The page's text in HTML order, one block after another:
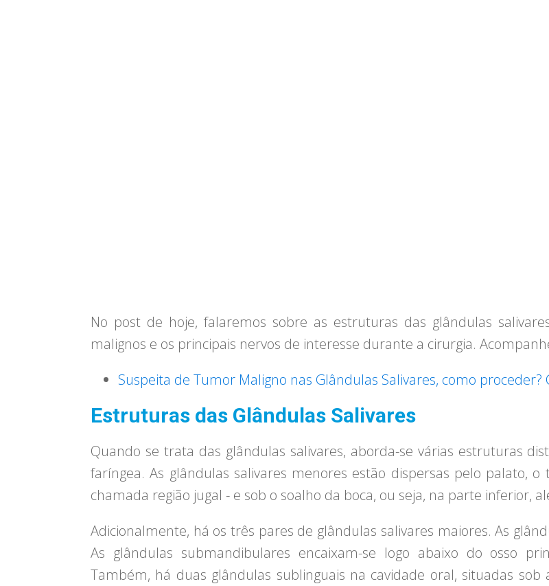
No post de hoje, falaremos sobre as estruturas das glândulas
malignos e os principais nervos de interesse durante a cirurgia.
Suspeita de Tumor Maligno nas Glândulas Salivares, como proceder?
Estruturas das Glândulas Salivares
Quando se trata das glândulas salivares, aborda-se várias estruturas
faríngea. As glândulas salivares menores estão dispersas pelo palato,
chamada região jugal - e sob o soalho da boca, ou seja, na parte inferior,
Adicionalmente, há os três pares de glândulas salivares maiores. As
As glândulas submandibulares encaixam-se logo abaixo do osso
Também, há duas glândulas sublinguais na cavidade oral, situadas